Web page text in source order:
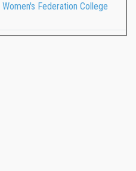
Federation College